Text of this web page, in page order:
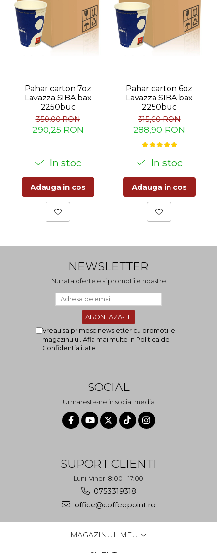
Pahar carton 7oz
Lavazza SIBA bax
2250buc
350,00 RON
290,25 RON
In stoc
Adauga in cos
Pahar carton 6oz
Lavazza SIBA bax
2250buc
315,00 RON
288,90 RON
In stoc
Adauga in cos
NEWSLETTER
Nu rata ofertele si promotiile noastre
Vreau sa primesc newsletter cu promotiile
magazinului. Afla mai multe in Politica de
Confidentialitate
SOCIAL
Urmareste-ne in social media
SUPORT CLIENTI
Luni-Vineri 8:00 - 17:00
0753319318
office@coffeepoint.ro
MAGAZINUL MEU